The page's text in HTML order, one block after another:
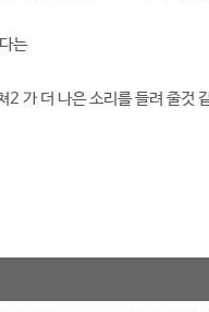
는
2 가 더 나은 소리를 들려 줄것